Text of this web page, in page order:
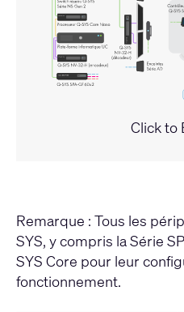
Click to
Remarque : Tous les
SYS, y compris la Série
SYS Core pour leur
fonctionnement.